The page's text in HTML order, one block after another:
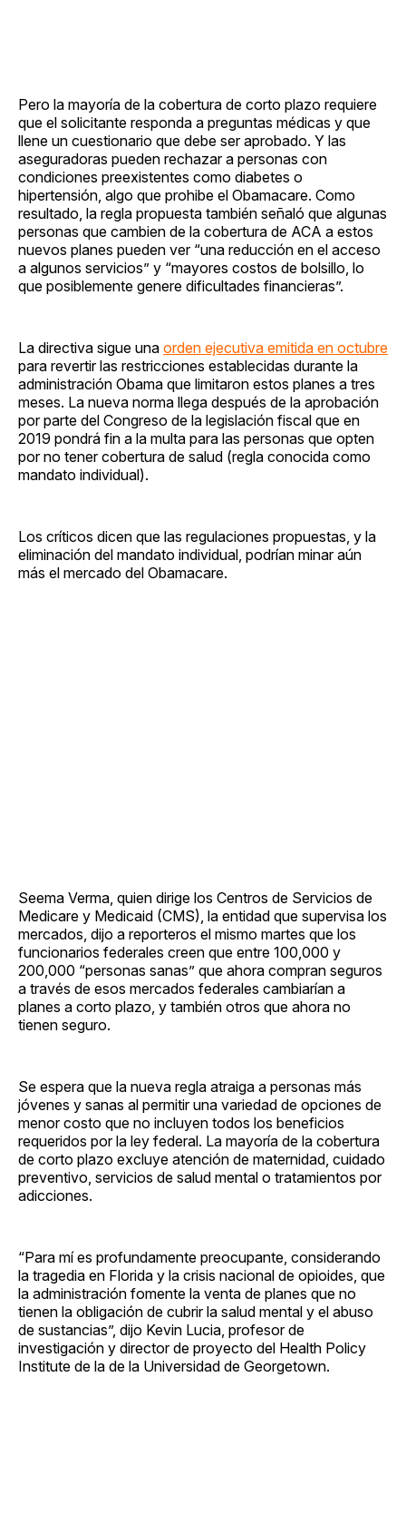
Pero la mayoría de la cobertura de corto plazo requiere
que el solicitante responda a preguntas médicas y que
llene un cuestionario que debe ser aprobado. Y las
aseguradoras pueden rechazar a personas con
condiciones preexistentes como diabetes o
hipertensión, algo que prohibe el Obamacare. Como
resultado, la regla propuesta también señaló que algunas
personas que cambien de la cobertura de ACA a estos
nuevos planes pueden ver “una reducción en el acceso
a algunos servicios” y “mayores costos de bolsillo, lo
que posiblemente genere dificultades financieras”.
La directiva sigue una orden ejecutiva emitida en octubre
para revertir las restricciones establecidas durante la
administración Obama que limitaron estos planes a tres
meses. La nueva norma llega después de la aprobación
por parte del Congreso de la legislación fiscal que en
2019 pondrá fin a la multa para las personas que opten
por no tener cobertura de salud (regla conocida como
mandato individual).
Los críticos dicen que las regulaciones propuestas, y la
eliminación del mandato individual, podrían minar aún
más el mercado del Obamacare.
Seema Verma, quien dirige los Centros de Servicios de
Medicare y Medicaid (CMS), la entidad que supervisa los
mercados, dijo a reporteros el mismo martes que los
funcionarios federales creen que entre 100,000 y
200,000 “personas sanas” que ahora compran seguros
a través de esos mercados federales cambiarían a
planes a corto plazo, y también otros que ahora no
tienen seguro.
Se espera que la nueva regla atraiga a personas más
jóvenes y sanas al permitir una variedad de opciones de
menor costo que no incluyen todos los beneficios
requeridos por la ley federal. La mayoría de la cobertura
de corto plazo excluye atención de maternidad, cuidado
preventivo, servicios de salud mental o tratamientos por
adicciones.
“Para mí es profundamente preocupante, considerando
la tragedia en Florida y la crisis nacional de opioides, que
la administración fomente la venta de planes que no
tienen la obligación de cubrir la salud mental y el abuso
de sustancias”, dijo Kevin Lucia, profesor de
investigación y director de proyecto del Health Policy
Institute de la de la Universidad de Georgetown.